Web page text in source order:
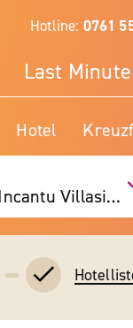
Hotline: 0761
Last
Hotel
Residence S'Incantu Villasimius